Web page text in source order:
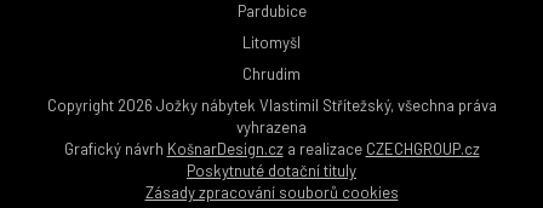
Pardubice
Litomyšl
Chrudim
Copyright 2026 Jožky nábytek Vlastimil Střítežský, všechna práva
vyhrazena
Grafický návrh KošnarDesign.cza realizace CZECHGROUP.cz
Poskytnuté dotační tituly
Zásady zpracování souborů cookies